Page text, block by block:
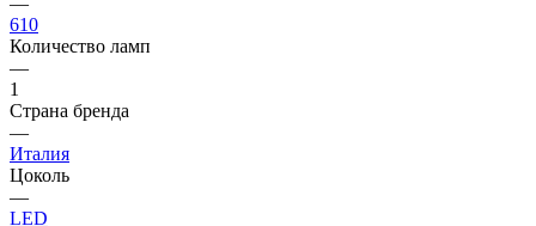
610
Количество ламп
—
1
Страна бренда
—
Италия
Цоколь
—
LED